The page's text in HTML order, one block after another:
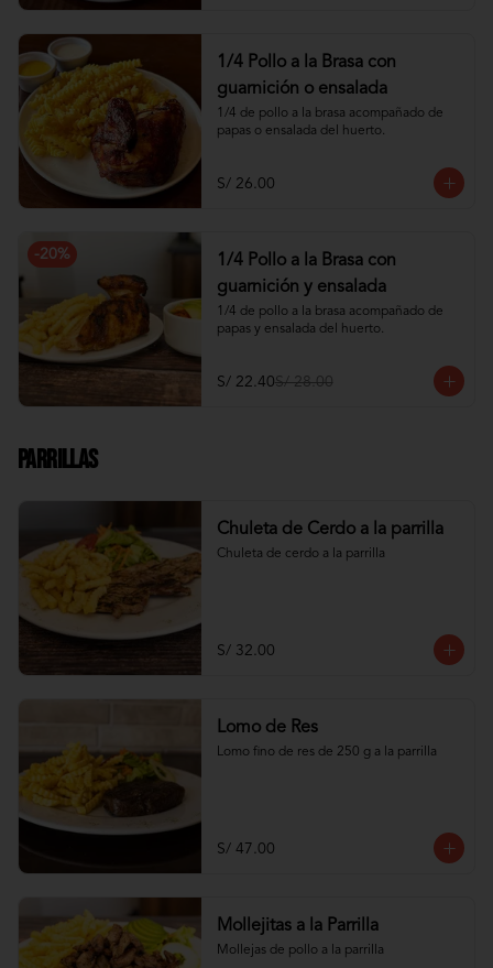
1/4 Pollo a la Brasa con
guarnición o ensalada
1/4 de pollo a la brasa acompañado de
papas o ensalada del huerto.
S/ 26.00
-20%
1/4 Pollo a la Brasa con
guarnición y ensalada
1/4 de pollo a la brasa acompañado de
papas y ensalada del huerto.
S/ 22.40S/ 28.00
Parrillas
Chuleta de Cerdo a la parrilla
Chuleta de cerdo a la parrilla
S/ 32.00
Lomo de Res
Lomo fino de res de 250 g a la parrilla
S/ 47.00
Mollejitas a la Parrilla
Mollejas de pollo a la parrilla